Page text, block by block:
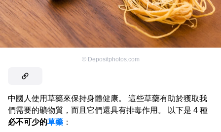
© Depositphotos.com
中國人使用草藥來保持身體健康。 這些草藥有助於獲取我
們需要的礦物質，而且它們還具有排毒作用。 以下是 4 種
必不可少的草藥 ：